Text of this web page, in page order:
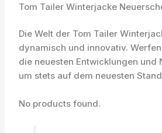
Tom Tailer Winterjacke
Die Welt der Tom Tailer
dynamisch und innovativ.
die neuesten Entwicklungen und
um stets auf dem neuesten
No products found.